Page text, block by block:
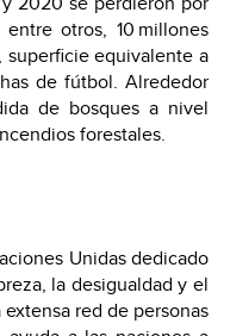
otros, 10 millones
superficie equivalente a
de fútbol. Alrededor
de bosques a nivel
forestales.
Unidas dedicado
la desigualdad y el
red de personas